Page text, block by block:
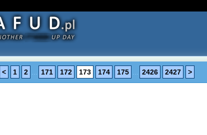
< 1 2 171 172 173 174 175 2426 2427 >